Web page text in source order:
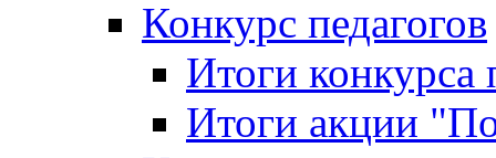
Конкурс педагогов
Итоги конкурса
Итоги акции